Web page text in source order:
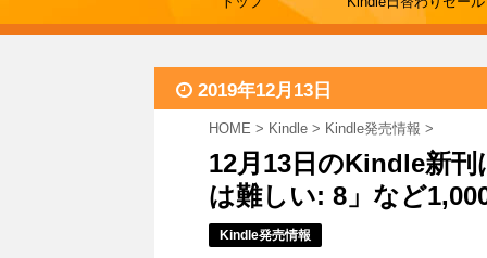
2019年12月13日
HOME > Kindle > Kindle発売情報 >
12月13日のKindle新
は難しい: 8」など
Kindle発売情報